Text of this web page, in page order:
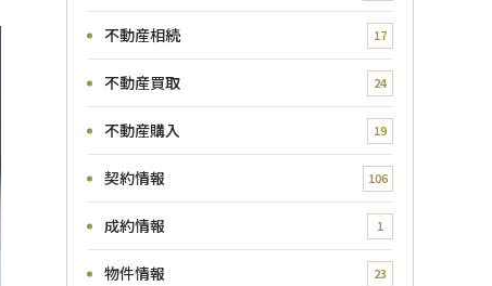
不動産相続 17
不動産買取 24
不動産購入 19
契約情報 106
成約情報 1
物件情報 23